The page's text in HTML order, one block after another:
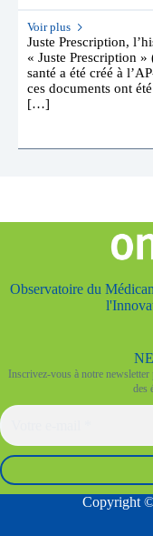
Voir plus
Juste Prescription,
« Juste Prescription »
santé a été créé à
ces documents ont
[…]
Observatoire du
Inscrivez-vous à notre
des
Copyright